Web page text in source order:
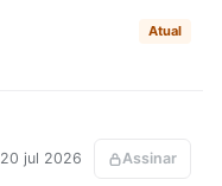
Atual
20 jul 2026 Assinar